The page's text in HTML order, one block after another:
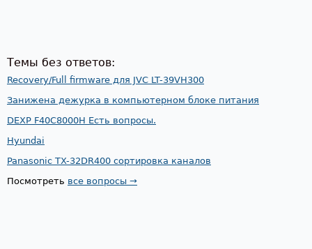
Темы без ответов:
Recovery/Full firmware для JVC LT-39VH300
Занижена дежурка в компьютерном блоке питания
DEXP F40C8000H Есть вопросы.
Hyundai
Panasonic TX-32DR400 сортировка каналов
Посмотреть все вопросы →